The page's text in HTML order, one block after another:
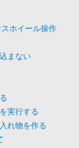
ホイール操作
まない
実行する
れ物を作る